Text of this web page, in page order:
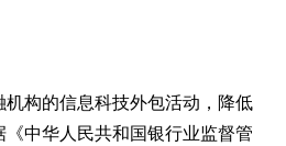
构的信息科技外包活动，降低
中华人民共和国银行业监督管